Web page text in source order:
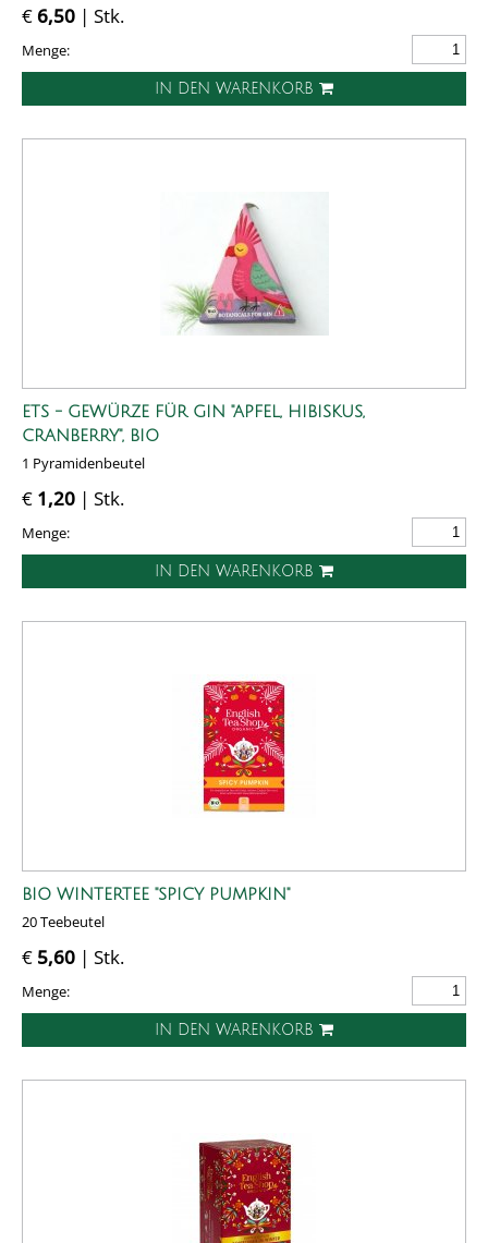
€6,50 | Stk.
Menge:
IN DEN WARENKORB
ETS - GEWÜRZE FÜR GIN "APFEL, HIBISKUS,
CRANBERRY", BIO
1 Pyramidenbeutel
€ 1,20 | Stk.
Menge:
IN DEN WARENKORB
BIO WINTERTEE "SPICY PUMPKIN"
20 Teebeutel
€ 5,60 | Stk.
Menge:
IN DEN WARENKORB